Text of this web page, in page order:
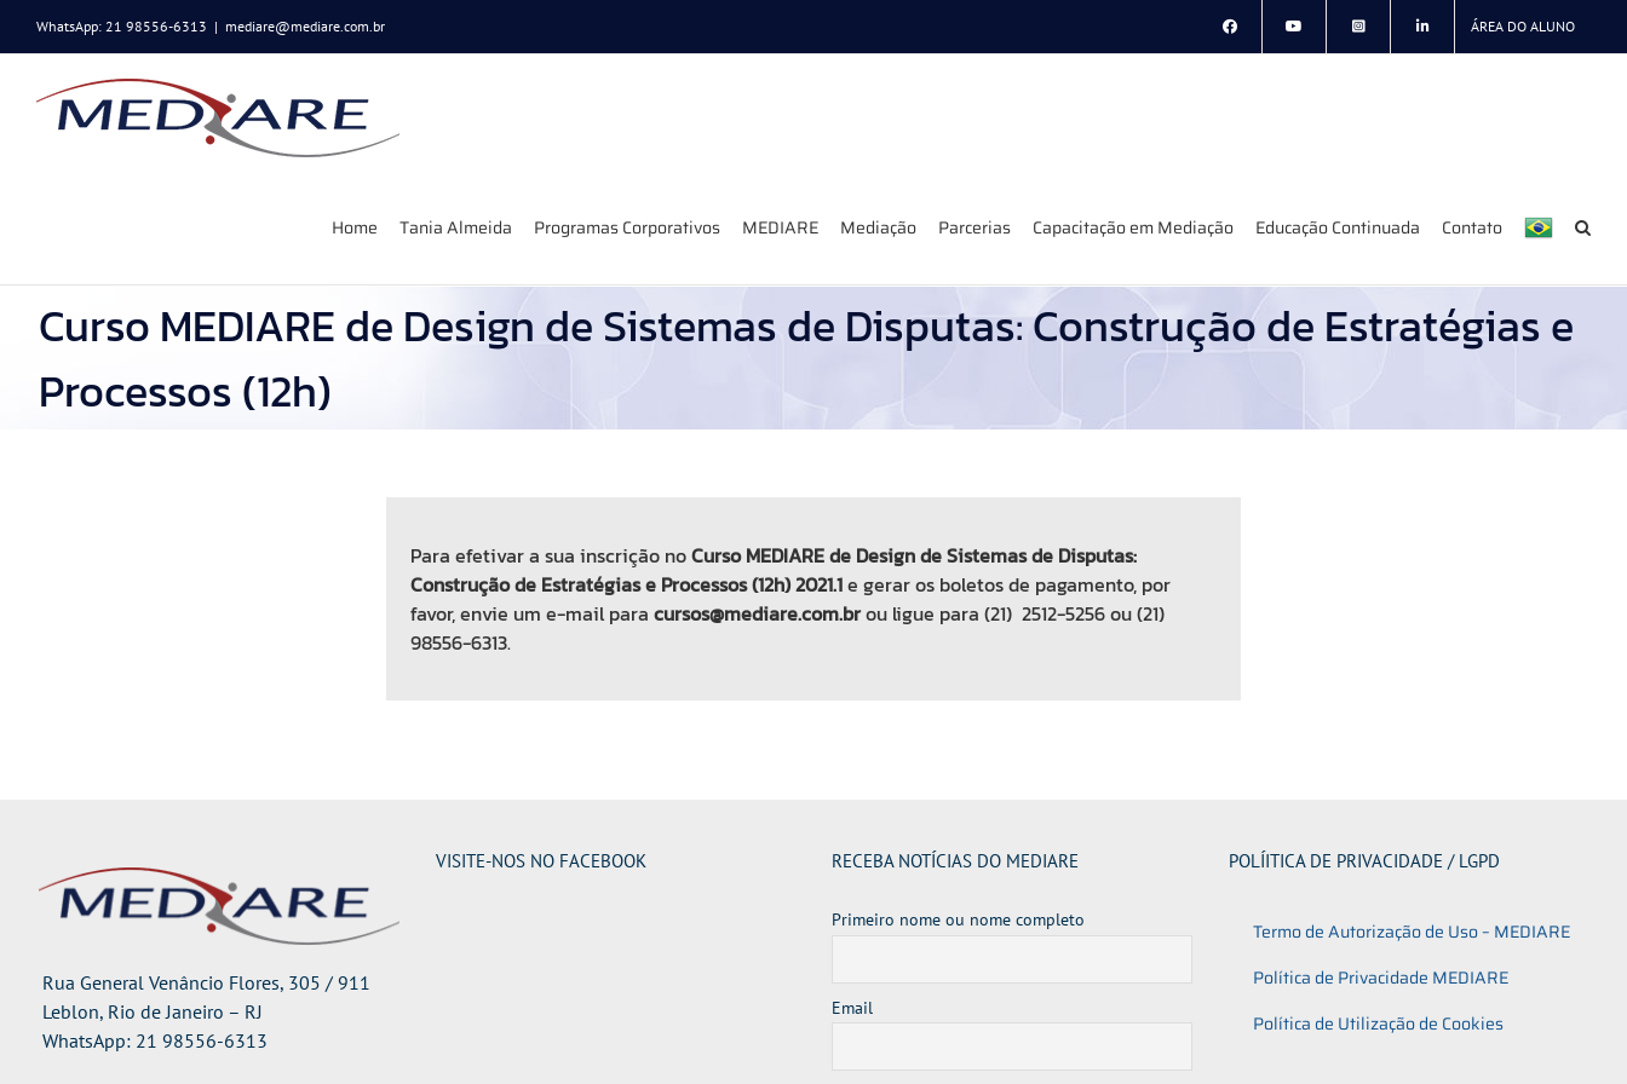
conteúdo
WhatsApp: 21 98556-6313 | mediare@mediare.com.br ÁREA DO ALUNO
Home Tania Almeida Programas Corporativos MEDIARE Mediação Parcerias Capacitação em Mediação Educação Continuada Contato
Curso MEDIARE de Design de Sistemas de Disputas: Construção de Estratégias e
Processos (12h)
Para efetivar a sua inscrição noCurso MEDIARE de Design de Sistemas de Disputas:
Construção de Estratégias e Processos (12h) 2021.1e gerar os boletos de pagamento, por
favor, envie um e-mail para cursos@mediare.com.brou ligue para (21) 2512-5256 ou (21)
98556-6313.
Rua General Venâncio Flores, 305 / 911
Leblon, Rio de Janeiro – RJ
WhatsApp: 21 98556-6313
VISITE-NOS NO FACEBOOK RECEBA NOTÍCIAS DO MEDIARE
Primeiro nome ou nome completo
Email
POLÍITICA DE PRIVACIDADE / LGPD
Termo de Autorização de Uso – MEDIARE
Política de Privacidade MEDIARE
Política de Utilização de Cookies